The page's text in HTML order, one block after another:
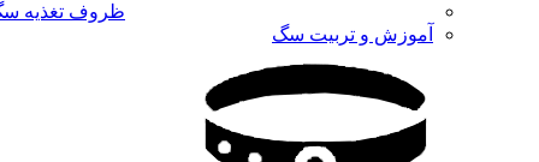
ظروف تغذیه
آموزش و تربیت سگ